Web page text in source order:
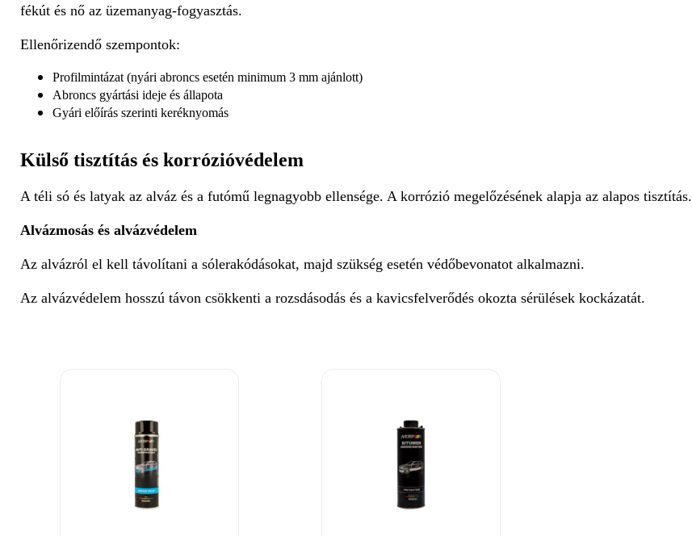
fékút és nő az üzemanyag-fogyasztás.
Ellenőrizendő szempontok:
Profilmintázat (nyári abroncs esetén minimum 3 mm ajánlott)
Abroncs gyártási ideje és állapota
Gyári előírás szerinti keréknyomás
Külső tisztítás és korrózióvédelem
A téli só és latyak az alváz és a futómű legnagyobb ellensége. A korrózió megelőzésének alapja az alapos tisztítás.
Alvázmosás és alvázvédelem
Az alvázról el kell távolítani a sólerakódásokat, majd szükség esetén védőbevonatot alkalmazni.
Az alvázvédelem hosszú távon csökkenti a rozsdásodás és a kavicsfelverődés okozta sérülések kockázatát.